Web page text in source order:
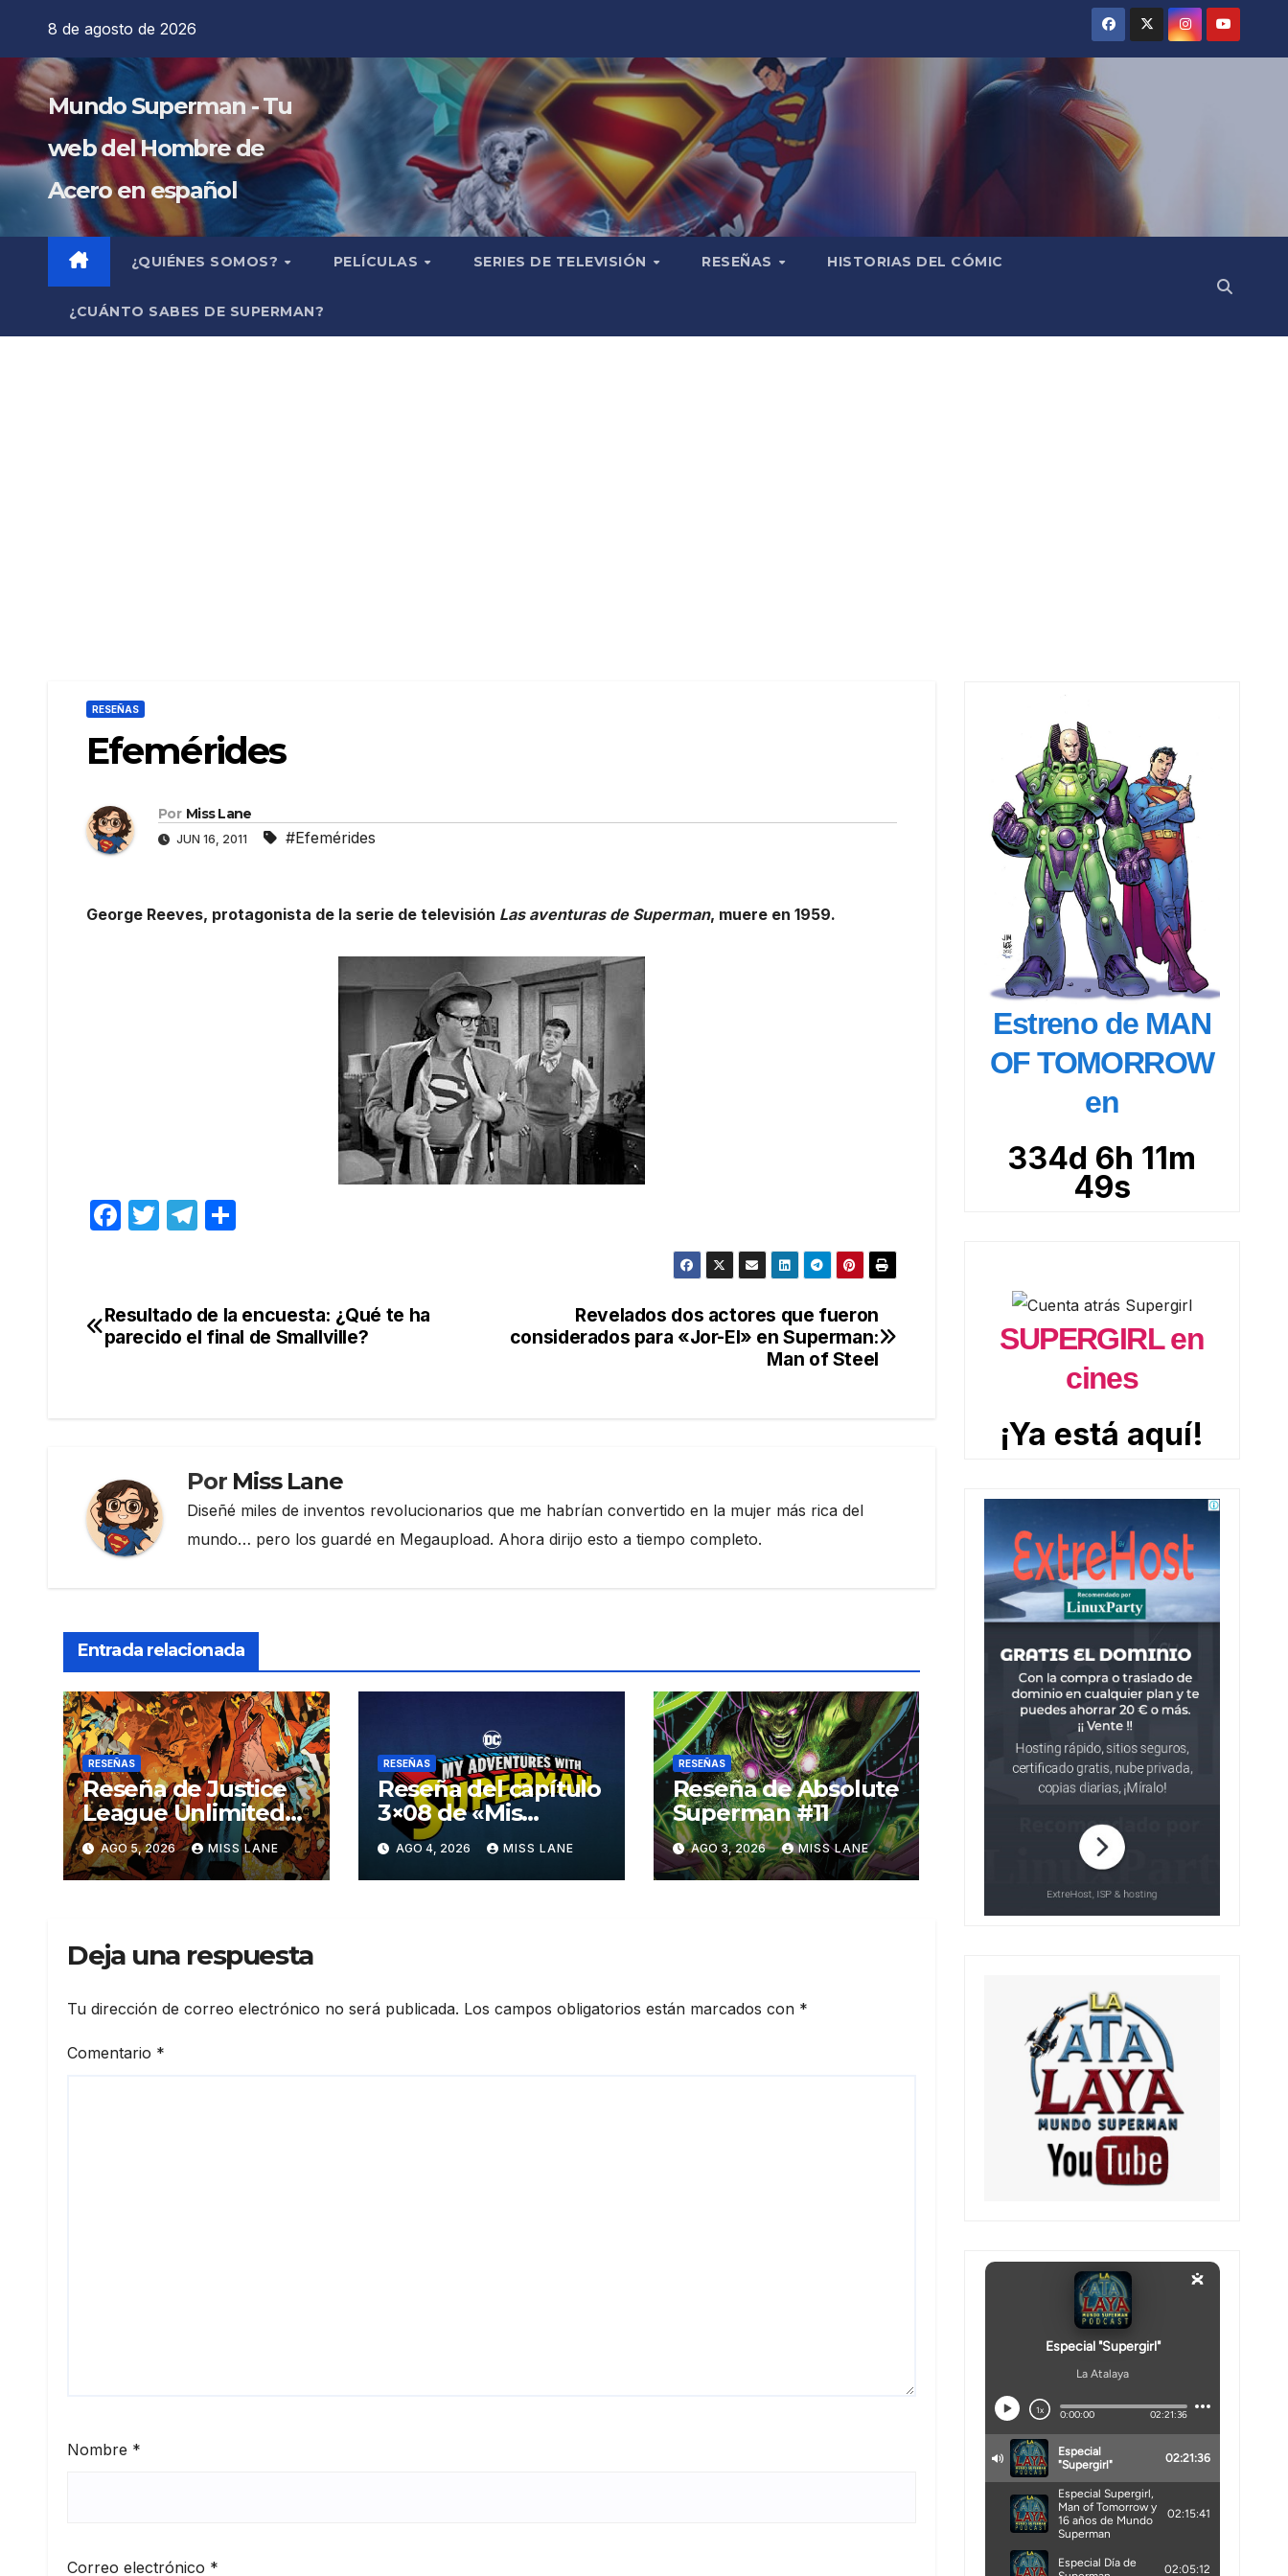
contenido
8 de agosto de 2026
Mundo Superman - Tu
web del Hombre de
Acero en español
¿QUIÉNES SOMOS? PELÍCULAS SERIES DE TELEVISIÓN RESEÑAS HISTORIAS DEL CÓMIC
¿CUÁNTO SABES DE SUPERMAN?
RESEÑAS
Efemérides
Por Miss Lane
JUN 16, 2011 #Efemérides
George Reeves, protagonista de la serie de televisión Las aventuras de Superman, muere en 1959.
F
e
b
T
er
T
gr
a
p
ar
Navegación
Revelados dos actores que fueron
considerados para «Jor-El» en Superman:
Man of Steel
Resultado de la encuesta: ¿Qué te ha
parecido el final de Smallville?
Por Miss Lane
Diseñé miles de inventos revolucionarios que me habrían convertido en la mujer más rica del
mundo… pero los guardé en Megaupload. Ahora dirijo esto a tiempo completo.
Entrada relacionada
RESEÑAS
Reseña de Justice
League Unlimited
#11AGO 5, 2026 MISS LANE
RESEÑAS
Reseña del capítulo
3×08 de «Mis
aventuras con
Superman»
AGO 4, 2026 MISS LANE
RESEÑAS
Reseña de Absolute
Superman #11
AGO 3, 2026 MISS LANE
Deja una respuesta
Tu dirección de correo electrónico no será publicada. Los campos obligatorios están marcados con *
Comentario *
Nombre *
Correo electrónico *
Estreno de MAN
OF TOMORROW
en
334d 6h 11m
48s
SUPERGIRL en
cines
¡Ya está aquí!